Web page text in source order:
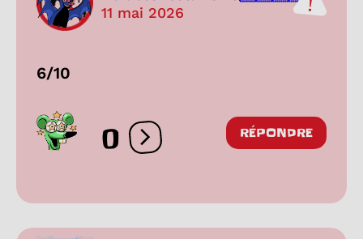
11 mai 2026
6/10
0 Ouvrir les réactions
RÉPONDRE